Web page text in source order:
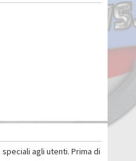
agli utenti. Prima di